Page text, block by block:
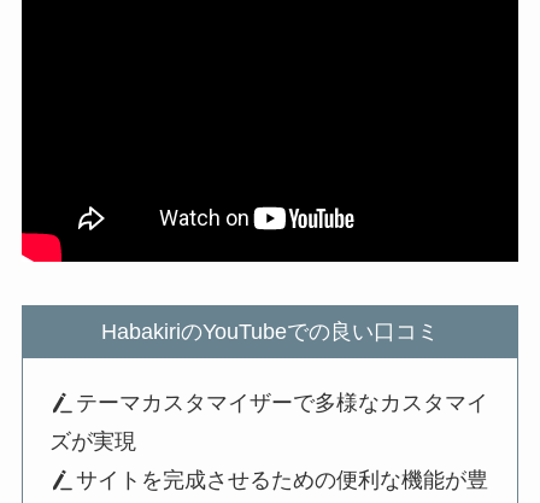
HabakiriのYouTubeでの良い口コミ
テーマカスタマイザーで多様なカスタマイ
ズが実現
サイトを完成させるための便利な機能が豊